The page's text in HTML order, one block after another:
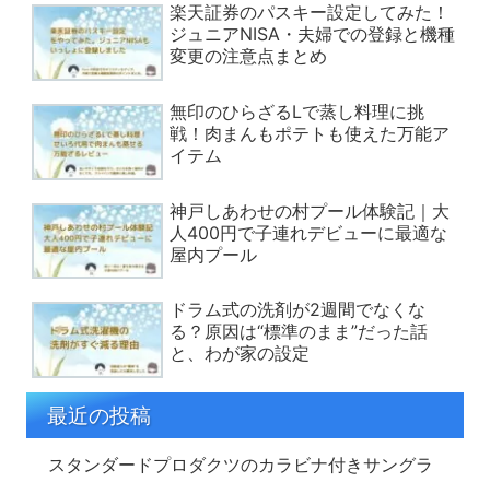
楽天証券のパスキー設定してみた！
ジュニアNISA・夫婦での登録と機種
変更の注意点まとめ
無印のひらざるLで蒸し料理に挑
戦！肉まんもポテトも使えた万能ア
イテム
神戸しあわせの村プール体験記｜大
人400円で子連れデビューに最適な
屋内プール
ドラム式の洗剤が2週間でなくな
る？原因は“標準のまま”だった話
と、わが家の設定
最近の投稿
スタンダードプロダクツのカラビナ付きサングラ